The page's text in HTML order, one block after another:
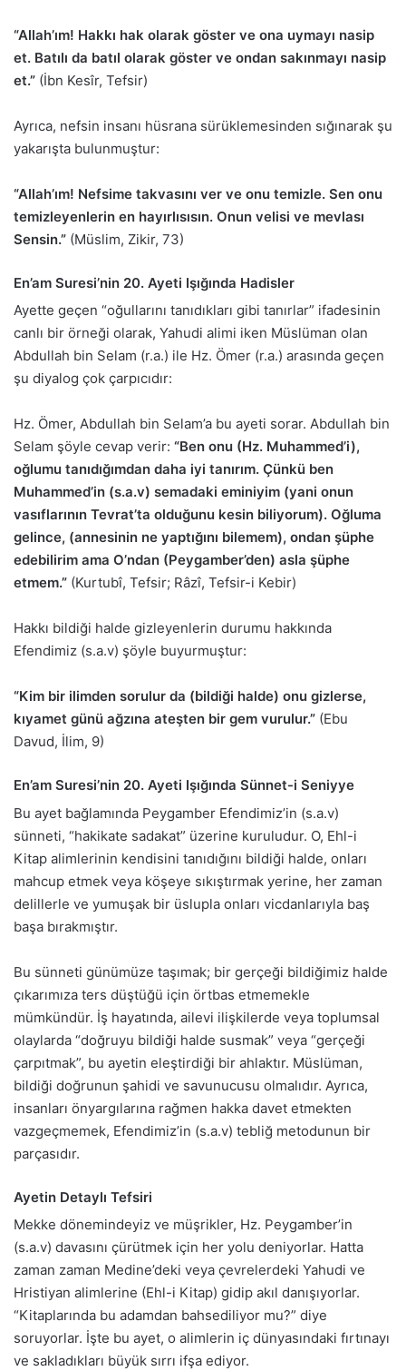
“Allah’ım! Hakkı hak olarak göster ve ona uymayı nasip
et. Batılı da batıl olarak göster ve ondan sakınmayı nasip
et.” (İbn Kesîr, Tefsir)
Ayrıca, nefsin insanı hüsrana sürüklemesinden sığınarak şu
yakarışta bulunmuştur:
“Allah’ım! Nefsime takvasını ver ve onu temizle. Sen onu
temizleyenlerin en hayırlısısın. Onun velisi ve mevlası
Sensin.” (Müslim, Zikir, 73)
En’am Suresi’nin 20. Ayeti Işığında Hadisler
Ayette geçen “oğullarını tanıdıkları gibi tanırlar” ifadesinin
canlı bir örneği olarak, Yahudi alimi iken Müslüman olan
Abdullah bin Selam (r.a.) ile Hz. Ömer (r.a.) arasında geçen
şu diyalog çok çarpıcıdır:
Hz. Ömer, Abdullah bin Selam’a bu ayeti sorar. Abdullah bin
Selam şöyle cevap verir: “Ben onu (Hz. Muhammed’i),
oğlumu tanıdığımdan daha iyi tanırım. Çünkü ben
Muhammed’in (s.a.v) semadaki eminiyim (yani onun
vasıflarının Tevrat’ta olduğunu kesin biliyorum). Oğluma
gelince, (annesinin ne yaptığını bilemem), ondan şüphe
edebilirim ama O’ndan (Peygamber’den) asla şüphe
etmem.” (Kurtubî, Tefsir; Râzî, Tefsir-i Kebir)
Hakkı bildiği halde gizleyenlerin durumu hakkında
Efendimiz (s.a.v) şöyle buyurmuştur:
“Kim bir ilimden sorulur da (bildiği halde) onu gizlerse,
kıyamet günü ağzına ateşten bir gem vurulur.” (Ebu
Davud, İlim, 9)
En’am Suresi’nin 20. Ayeti Işığında Sünnet-i Seniyye
Bu ayet bağlamında Peygamber Efendimiz’in (s.a.v)
sünneti, “hakikate sadakat” üzerine kuruludur. O, Ehl-i
Kitap alimlerinin kendisini tanıdığını bildiği halde, onları
mahcup etmek veya köşeye sıkıştırmak yerine, her zaman
delillerle ve yumuşak bir üslupla onları vicdanlarıyla baş
başa bırakmıştır.
Bu sünneti günümüze taşımak; bir gerçeği bildiğimiz halde
çıkarımıza ters düştüğü için örtbas etmemekle
mümkündür. İş hayatında, ailevi ilişkilerde veya toplumsal
olaylarda “doğruyu bildiği halde susmak” veya “gerçeği
çarpıtmak”, bu ayetin eleştirdiği bir ahlaktır. Müslüman,
bildiği doğrunun şahidi ve savunucusu olmalıdır. Ayrıca,
insanları önyargılarına rağmen hakka davet etmekten
vazgeçmemek, Efendimiz’in (s.a.v) tebliğ metodunun bir
parçasıdır.
Ayetin Detaylı Tefsiri
Mekke dönemindeyiz ve müşrikler, Hz. Peygamber’in
(s.a.v) davasını çürütmek için her yolu deniyorlar. Hatta
zaman zaman Medine’deki veya çevrelerdeki Yahudi ve
Hristiyan alimlerine (Ehl-i Kitap) gidip akıl danışıyorlar.
“Kitaplarında bu adamdan bahsediliyor mu?” diye
soruyorlar. İşte bu ayet, o alimlerin iç dünyasındaki fırtınayı
ve sakladıkları büyük sırrı ifşa ediyor.